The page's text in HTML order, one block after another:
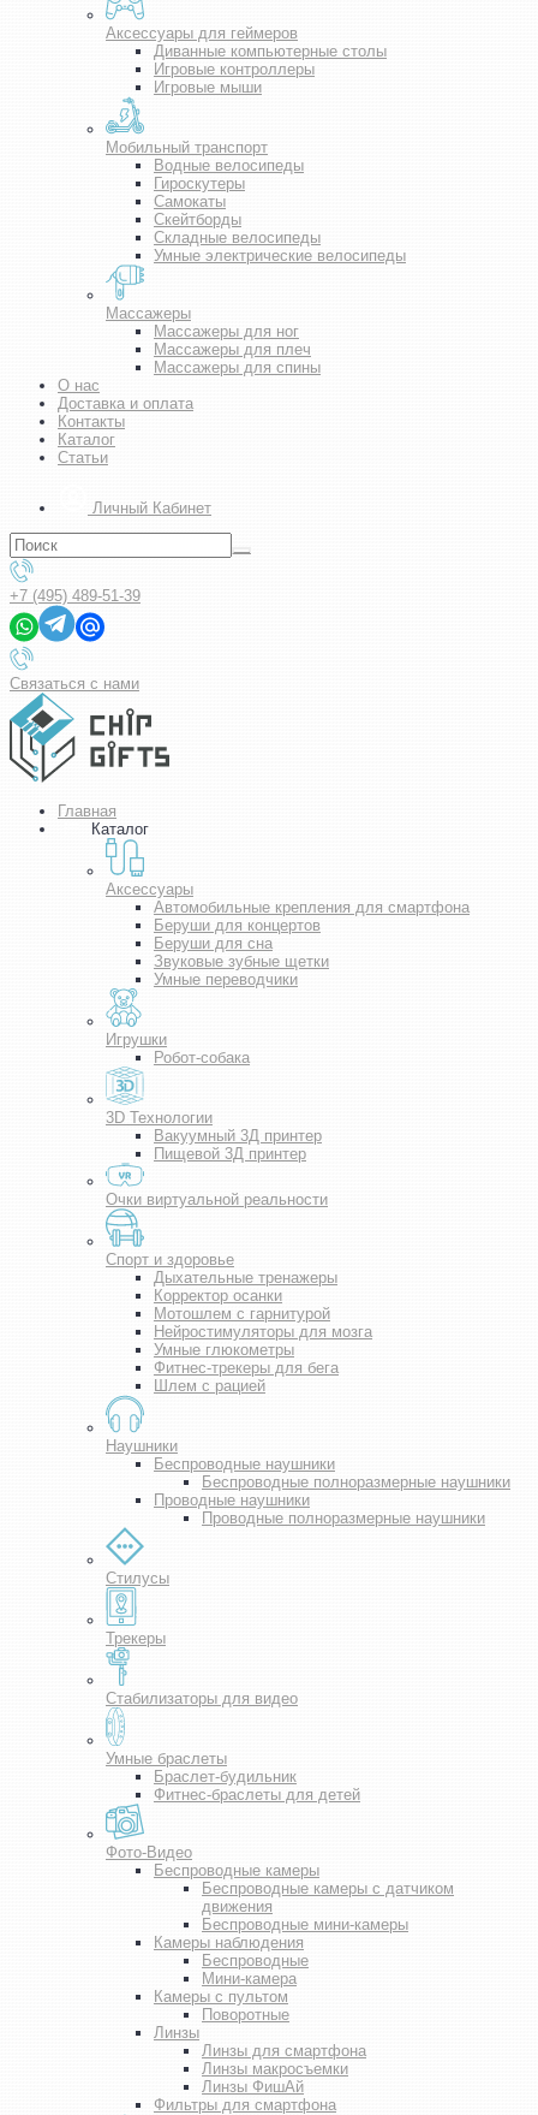
Аксессуары для геймеров
Диванные компьютерные столы
Игровые контроллеры
Игровые мыши
Мобильный транспорт
Водные велосипеды
Гироскутеры
Самокаты
Скейтборды
Складные велосипеды
Умные электрические велосипеды
Массажеры
Массажеры для ног
Массажеры для плеч
Массажеры для спины
О нас
Доставка и оплата
Контакты
Каталог
Статьи
Личный Кабинет
+7 (495) 489-51-39
Связаться с нами
Главная
Каталог
Аксессуары
Автомобильные крепления для смартфона
Беруши для концертов
Беруши для сна
Звуковые зубные щетки
Умные переводчики
Игрушки
Робот-собака
3D Технологии
Вакуумный 3Д принтер
Пищевой 3Д принтер
Очки виртуальной реальности
Спорт и здоровье
Дыхательные тренажеры
Корректор осанки
Мотошлем с гарнитурой
Нейростимуляторы для мозга
Умные глюкометры
Фитнес-трекеры для бега
Шлем с рацией
Наушники
Беспроводные наушники
Беспроводные полноразмерные наушники
Проводные наушники
Проводные полноразмерные наушники
Стилусы
Трекеры
Стабилизаторы для видео
Умные браслеты
Браслет-будильник
Фитнес-браслеты для детей
Фото-Видео
Беспроводные камеры
Беспроводные камеры с датчиком
движения
Беспроводные мини-камеры
Камеры наблюдения
Беспроводные
Мини-камера
Камеры с пультом
Поворотные
Линзы
Линзы для смартфона
Линзы макросъемки
Линзы ФишАй
Фильтры для смартфона